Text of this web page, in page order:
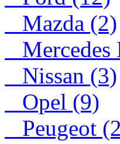
Mazda (2)
Mercedes
Nissan (3)
Opel (9)
Peugeot